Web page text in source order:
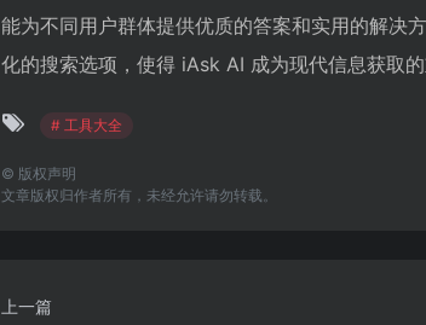
能为不同用户群体提供优质的答案和实用的解决
化的搜索选项，使得 iAsk AI 成为现代信息获取的
# 工具大全
© 版权声明
文章版权归作者所有，未经允许请勿转载。
上一篇